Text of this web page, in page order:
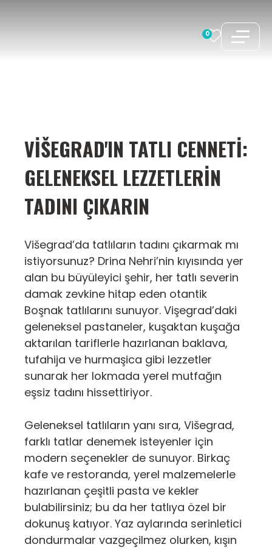
0
VIŠEGRAD'IN TATLI CENNETI:
GELENEKSEL LEZZETLERIN
TADINI ÇIKARIN
Višegrad’da tatlıların tadını çıkarmak mı
istiyorsunuz? Drina Nehri’nin kıyısında yer
alan bu büyüleyici şehir, her tatlı severin
damak zevkine hitap eden otantik
Boşnak tatlılarını sunuyor. Vişegrad’daki
geleneksel pastaneler, kuşaktan kuşağa
aktarılan tariflerle hazırlanan baklava,
tufahija ve hurmaşica gibi lezzetler
sunarak her lokmada yerel mutfağın
eşsiz tadını hissettiriyor.
Geleneksel tatlıların yanı sıra, Višegrad,
farklı tatlar denemek isteyenler için
modern seçenekler de sunuyor. Birkaç
kafe ve restoranda, yerel malzemelerle
hazırlanan çeşitli pasta ve kekler
bulabilirsiniz; bu da her tatlıya özel bir
dokunuş katıyor. Yaz aylarında serinletici
dondurmalar vazgeçilmez olurken, kışın